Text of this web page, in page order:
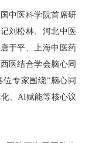
中医科学院首席研
刘松林、河北中医
于平、上海中医药
医结合学会脑心同
专家围绕“脑心同
、AI赋能等核心议